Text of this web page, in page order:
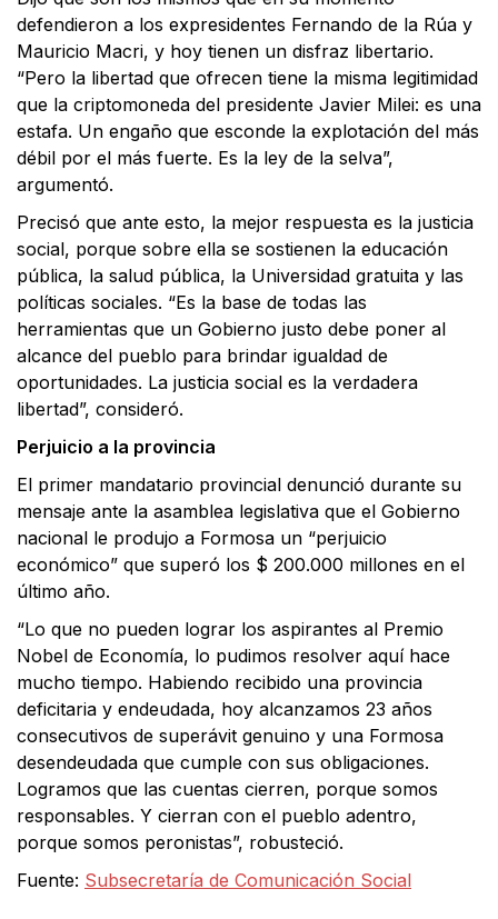
defendieron a los expresidentes Fernando de la Rúa y
Mauricio Macri, y hoy tienen un disfraz libertario.
“Pero la libertad que ofrecen tiene la misma legitimidad
que la criptomoneda del presidente Javier Milei: es una
estafa. Un engaño que esconde la explotación del más
débil por el más fuerte. Es la ley de la selva”,
argumentó.
Precisó que ante esto, la mejor respuesta es la justicia
social, porque sobre ella se sostienen la educación
pública, la salud pública, la Universidad gratuita y las
políticas sociales. “Es la base de todas las
herramientas que un Gobierno justo debe poner al
alcance del pueblo para brindar igualdad de
oportunidades. La justicia social es la verdadera
libertad”, consideró.
Perjuicio a la provincia
El primer mandatario provincial denunció durante su
mensaje ante la asamblea legislativa que el Gobierno
nacional le produjo a Formosa un “perjuicio
económico” que superó los $ 200.000 millones en el
último año.
“Lo que no pueden lograr los aspirantes al Premio
Nobel de Economía, lo pudimos resolver aquí hace
mucho tiempo. Habiendo recibido una provincia
deficitaria y endeudada, hoy alcanzamos 23 años
consecutivos de superávit genuino y una Formosa
desendeudada que cumple con sus obligaciones.
Logramos que las cuentas cierren, porque somos
responsables. Y cierran con el pueblo adentro,
porque somos peronistas”, robusteció.
Fuente: Subsecretaría de Comunicación Social